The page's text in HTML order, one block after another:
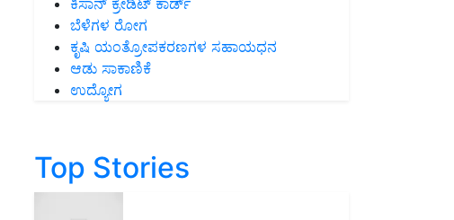
ಬೆಳೆಗಳ ರೋಗ
ಕೃಷಿ ಯಂತ್ರೋಪಕರಣಗಳ ಸಹಾಯಧನ
ಆಡು ಸಾಕಾಣಿಕೆ
ಉದ್ಯೋಗ
Top Stories